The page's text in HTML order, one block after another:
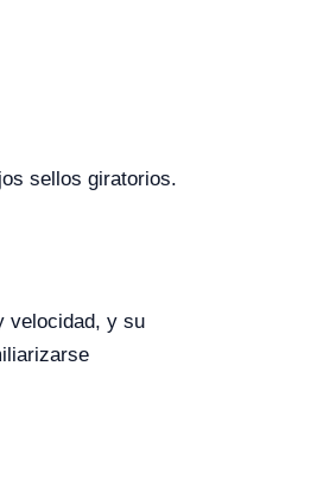
sellos giratorios.
velocidad, y su